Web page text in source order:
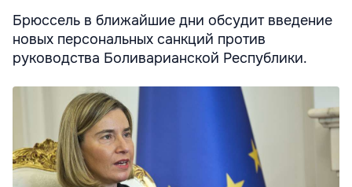
Брюссель в ближайшие дни обсудит введение
новых персональных санкций против
руководства Боливарианской Республики.